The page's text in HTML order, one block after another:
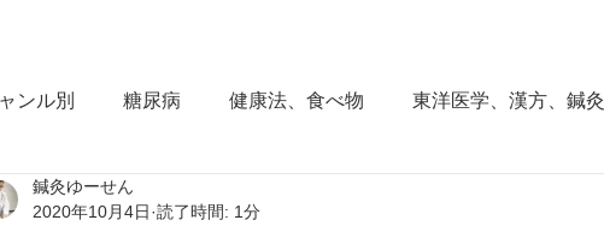
ンル別 糖尿病 健康法、食べ物 東洋医学、漢方、鍼灸
東洋思想
鍼灸ゆーせん
2020年10月4日 読了時間: 1分